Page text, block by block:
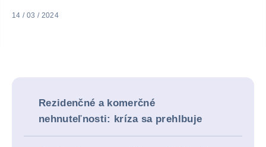
14 / 03 / 2024
Rezidenčné a komerčné
nehnuteľnosti: kríza sa prehlbuje